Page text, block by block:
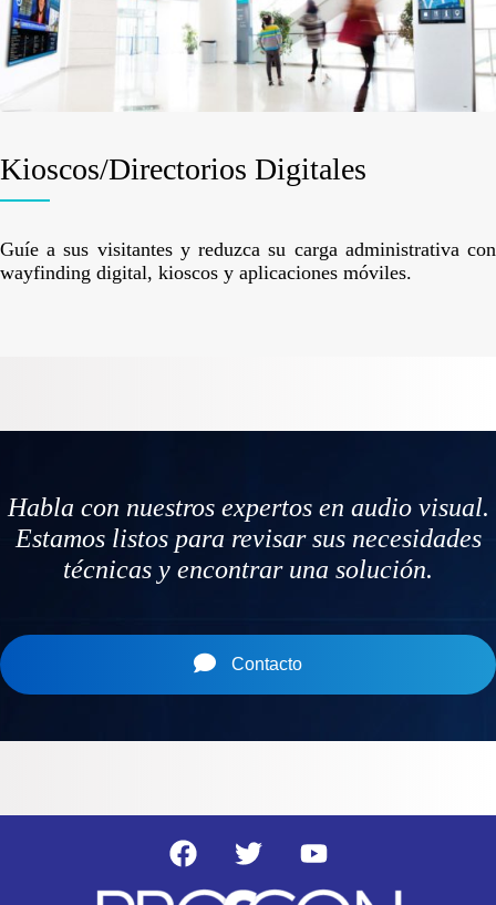
Kioscos/Directorios Digitales
Guíe a sus visitantes y reduzca su carga administrativa con
wayfinding digital, kioscos y aplicaciones móviles.
Habla con nuestros expertos en audio visual.
Estamos listos para revisar sus necesidades
técnicas y encontrar una solución.
Contacto